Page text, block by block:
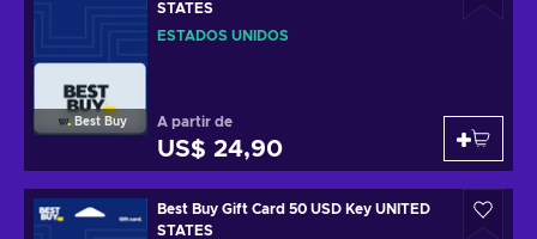
Best Buy
STATES
ESTADOS UNIDOS
A partir de
US$ 24,90
Best Buy Gift Card 50 USD Key UNITED
STATES